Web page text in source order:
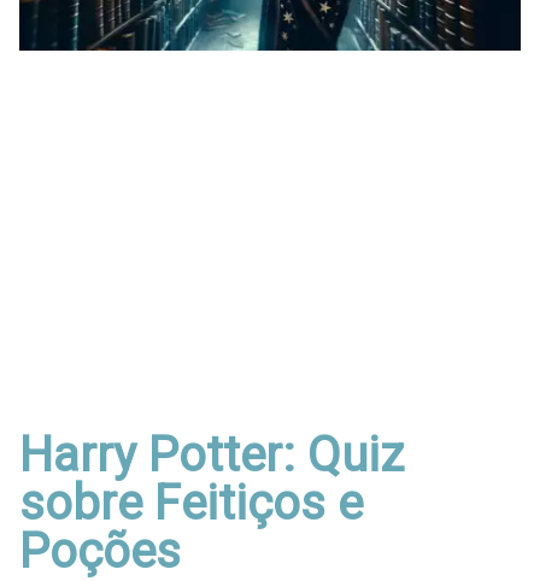
Harry Potter: Quiz
sobre Feitiços e
Poções